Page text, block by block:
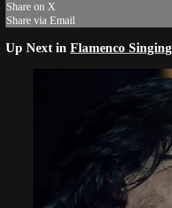
Share on X
Share via Email
Up Next in Flamenco Singing